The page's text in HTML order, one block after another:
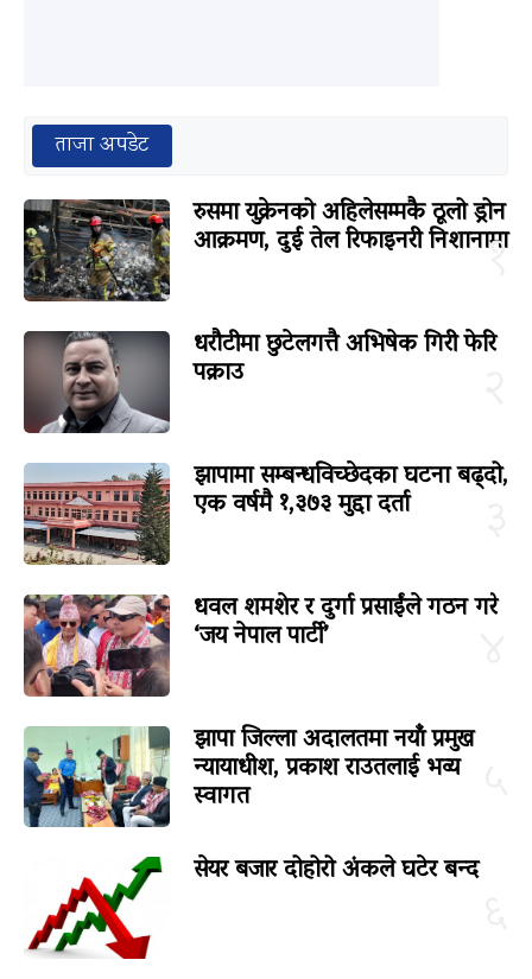
ताजा अपडेट
१
रुसमा युक्रेनको अहिलेसम्मकै ठूलो ड्रोन
आक्रमण, दुई तेल रिफाइनरी निशानामा
धरौटीमा छुटेलगत्तै अभिषेक गिरी फेरि
पक्राउ
झापामा सम्बन्धविच्छेदका घटना बढ्दो,
एक वर्षमै १,३७३ मुद्दा दर्ता
धवल शमशेर र दुर्गा प्रसाईंले गठन गरे
‘जय नेपाल पार्टी’
झापा जिल्ला अदालतमा नयाँ प्रमुख
न्यायाधीश, प्रकाश राउतलाई भव्य
स्वागत
सेयर बजार दोहोरो अंकले घटेर बन्द